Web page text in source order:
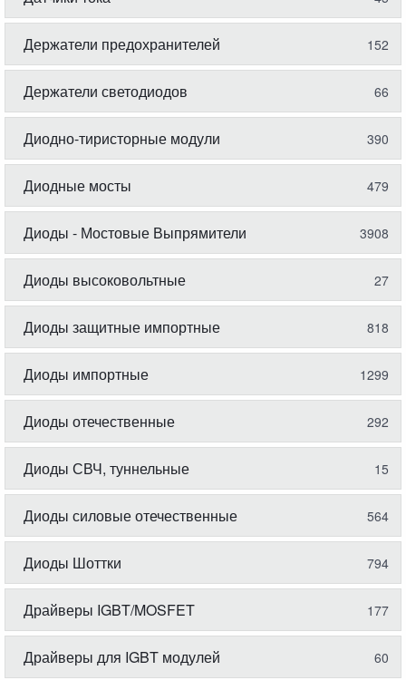
Держатели предохранителей 152
Держатели светодиодов 66
Диодно-тиристорные модули 390
Диодные мосты 479
Диоды - Мостовые Выпрямители 3908
Диоды высоковольтные 27
Диоды защитные импортные 818
Диоды импортные 1299
Диоды отечественные 292
Диоды СВЧ, туннельные 15
Диоды силовые отечественные 564
Диоды Шоттки 794
Драйверы IGBT/MOSFET 177
Драйверы для IGBT модулей 60